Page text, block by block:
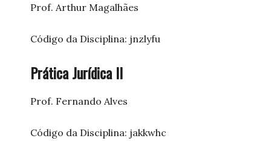
Prof. Arthur Magalhães
Código da Disciplina: jnzlyfu
Prática Jurídica II
Prof. Fernando Alves
Código da Disciplina: jakkwhc